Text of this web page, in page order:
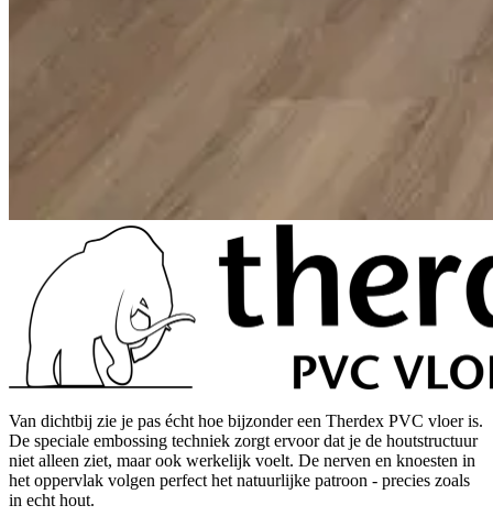
Van dichtbij zie je pas écht hoe bijzonder een Therdex PVC vloer is.
De speciale embossing techniek zorgt ervoor dat je de houtstructuur
niet alleen ziet, maar ook werkelijk voelt. De nerven en knoesten in
het oppervlak volgen perfect het natuurlijke patroon - precies zoals
in echt hout.